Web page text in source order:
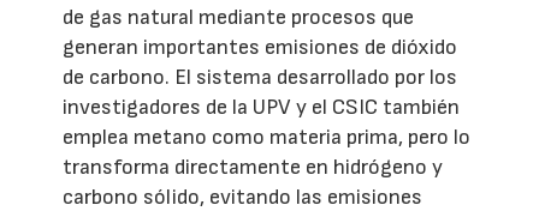
de gas natural mediante procesos que
generan importantes emisiones de dióxido
de carbono. El sistema desarrollado por los
investigadores de la UPV y el CSIC también
emplea metano como materia prima, pero lo
transforma directamente en hidrógeno y
carbono sólido, evitando las emisiones